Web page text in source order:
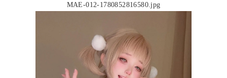
MAE-012-1780852816580.jpg